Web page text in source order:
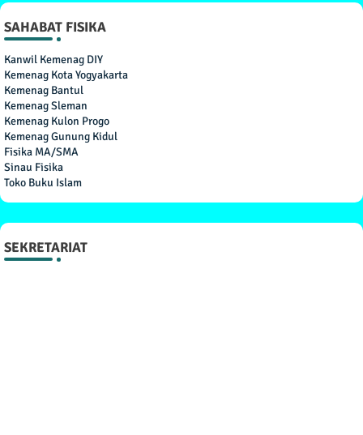
SAHABAT FISIKA
Kanwil Kemenag DIY
Kemenag Kota Yogyakarta
Kemenag Bantul
Kemenag Sleman
Kemenag Kulon Progo
Kemenag Gunung Kidul
Fisika MA/SMA
Sinau Fisika
Toko Buku Islam
SEKRETARIAT